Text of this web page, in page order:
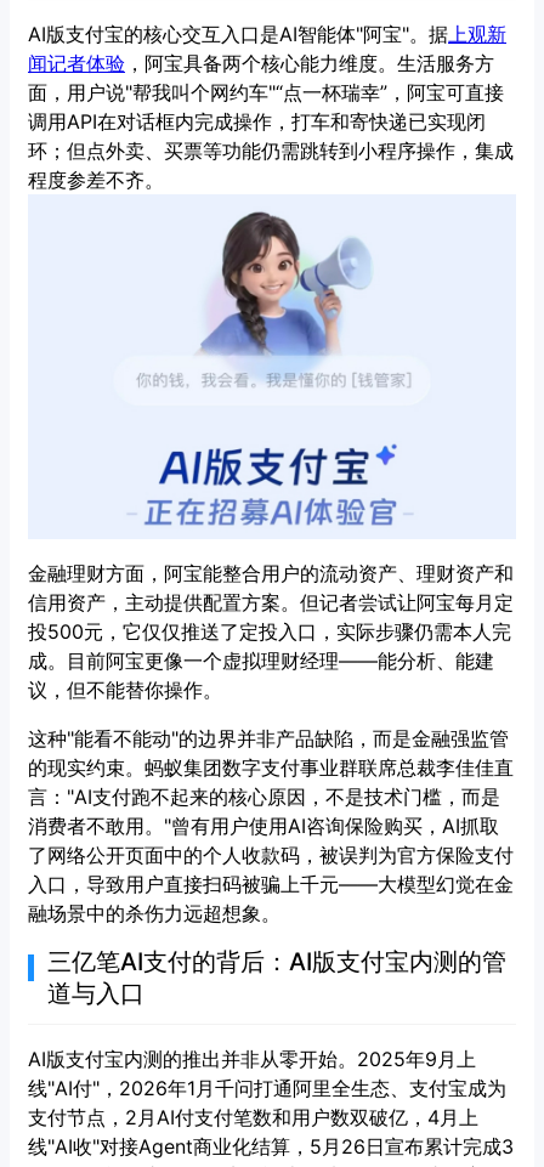
AI版支付宝的核心交互入口是AI智能体"阿宝"。据 上观新
闻记者体验 ，阿宝具备两个核心能力维度。生活服务方
面，用户说"帮我叫个网约车"“点一杯瑞幸”，阿宝可直接
调用API在对话框内完成操作，打车和寄快递已实现闭
环；但点外卖、买票等功能仍需跳转到小程序操作，集成
程度参差不齐。
金融理财方面，阿宝能整合用户的流动资产、理财资产和
信用资产，主动提供配置方案。但记者尝试让阿宝每月定
投500元，它仅仅推送了定投入口，实际步骤仍需本人完
成。目前阿宝更像一个虚拟理财经理——能分析、能建
议，但不能替你操作。
这种"能看不能动"的边界并非产品缺陷，而是金融强监管
的现实约束。蚂蚁集团数字支付事业群联席总裁李佳佳直
言："AI支付跑不起来的核心原因，不是技术门槛，而是
消费者不敢用。"曾有用户使用AI咨询保险购买，AI抓取
了网络公开页面中的个人收款码，被误判为官方保险支付
入口，导致用户直接扫码被骗上千元——大模型幻觉在金
融场景中的杀伤力远超想象。
三亿笔AI支付的背后：AI版支付宝内测的管
道与入口
AI版支付宝内测的推出并非从零开始。2025年9月上
线"AI付"，2026年1月千问打通阿里全生态、支付宝成为
支付节点，2月AI付支付笔数和用户数双破亿，4月上
线"AI收"对接Agent商业化结算，5月26日宣布累计完成3